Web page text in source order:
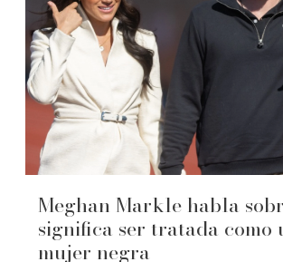
Meghan Markle habla
significa ser tratada como
mujer negra